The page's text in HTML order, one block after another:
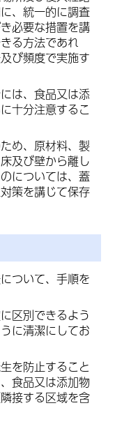
、統一的に調査
必要な措置を講
る方法であれ
び頻度で実施す
は、食品又は添
十分注意するこ
め、原材料、製
及び壁から離し
については、蓋
策を講じて保存
ついて、手順を
区別できるよう
に清潔にしてお
を防止すること
食品又は添加物
接する区域を含